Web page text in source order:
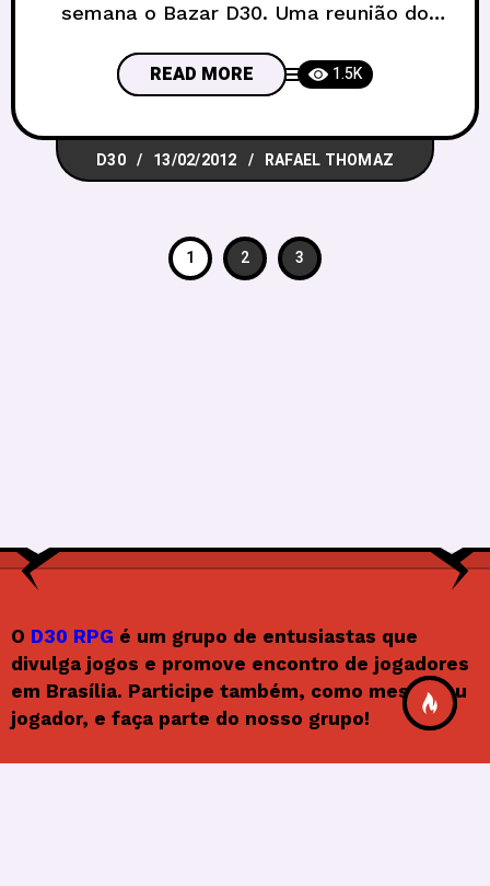
semana o Bazar D30. Uma reunião do
encontro onde qualquer um podia
negociar, vender e trocar qualquer coisa
relacionada ao Hobby. Confira as fotos
no final! A ideia surgiu no último
READ MORE 1.5K
D30 13/02/2012 RAFAEL THOMAZ
1 2 3
O D30 RPG é um grupo de entusiastas que
divulga jogos e promove encontro de jogadores
em Brasília. Participe também, como mestre ou
jogador, e faça parte do nosso grupo!